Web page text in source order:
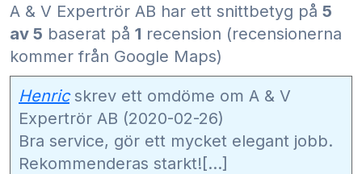
A & V Expertrör AB har ett snittbetyg på 5
av 5 baserat på 1 recension (recensionerna
kommer från Google Maps)
Henricskrev ett omdöme om A & V
Expertrör AB (2020-02-26)
Bra service, gör ett mycket elegant jobb.
Rekommenderas starkt![...]